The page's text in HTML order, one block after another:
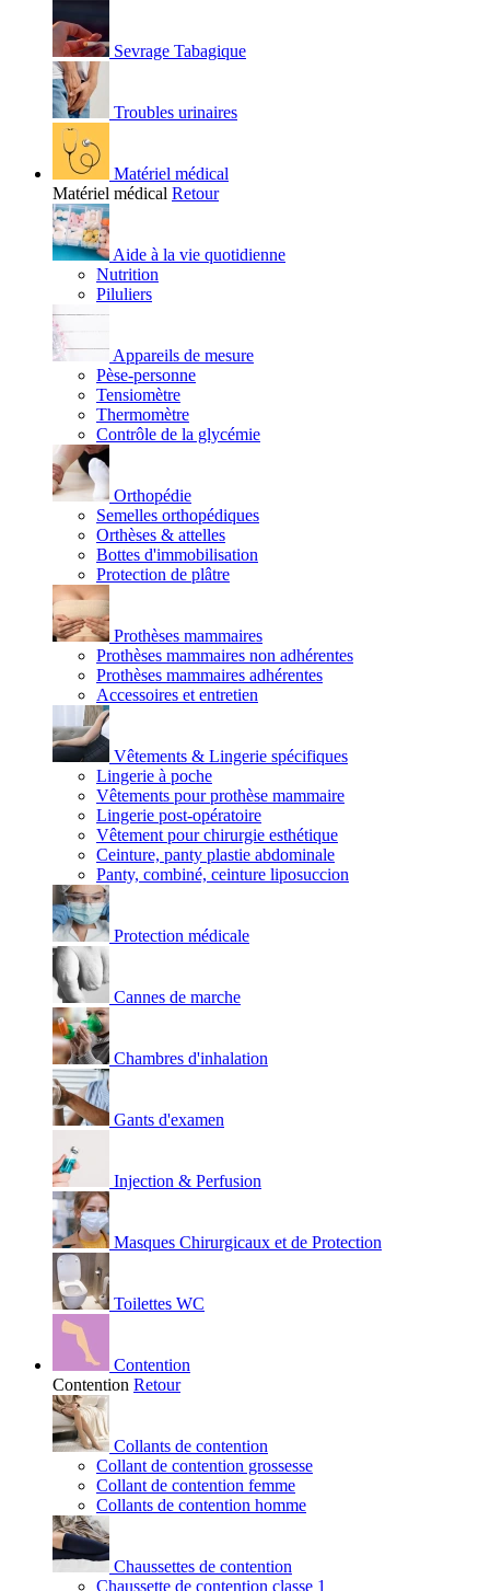
Sevrage Tabagique
Troubles urinaires
Matériel médical
Matériel médical Retour
Aide à la vie quotidienne
Nutrition
Piluliers
Appareils de mesure
Pèse-personne
Tensiomètre
Thermomètre
Contrôle de la glycémie
Orthopédie
Semelles orthopédiques
Orthèses & attelles
Bottes d'immobilisation
Protection de plâtre
Prothèses mammaires
Prothèses mammaires non adhérentes
Prothèses mammaires adhérentes
Accessoires et entretien
Vêtements & Lingerie spécifiques
Lingerie à poche
Vêtements pour prothèse mammaire
Lingerie post-opératoire
Vêtement pour chirurgie esthétique
Ceinture, panty plastie abdominale
Panty, combiné, ceinture liposuccion
Protection médicale
Cannes de marche
Chambres d'inhalation
Gants d'examen
Injection & Perfusion
Masques Chirurgicaux et de Protection
Toilettes WC
Contention
Contention Retour
Collants de contention
Collant de contention grossesse
Collant de contention femme
Collants de contention homme
Chaussettes de contention
Chaussette de contention classe 1